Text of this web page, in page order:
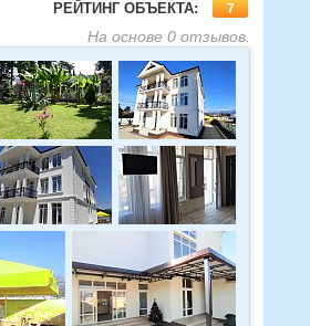
РЕЙТИНГ ОБЪЕКТА: 7
На основе 0 отзывов.